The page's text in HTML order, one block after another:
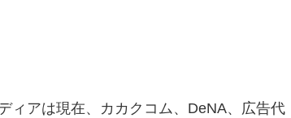
ィアは現在、カカクコム、DeNA、広告代